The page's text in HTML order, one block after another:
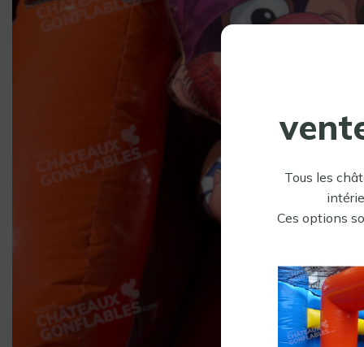
Tous les
Ces options